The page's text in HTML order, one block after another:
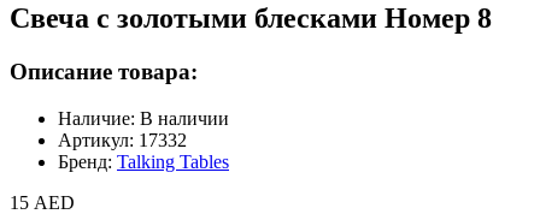
Свеча с золотыми блесками Номер 8
Описание товара:
Наличие: В наличии
Артикул: 17332
Бренд: Talking Tables
15 AED